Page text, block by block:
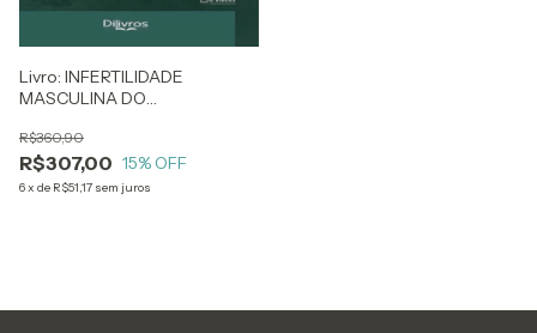
Livro: INFERTILIDADE
MASCULINA DO
TRATAMENTO
R$307,00
R$360,90
15% OFF
6x de R$51,17 sem juros